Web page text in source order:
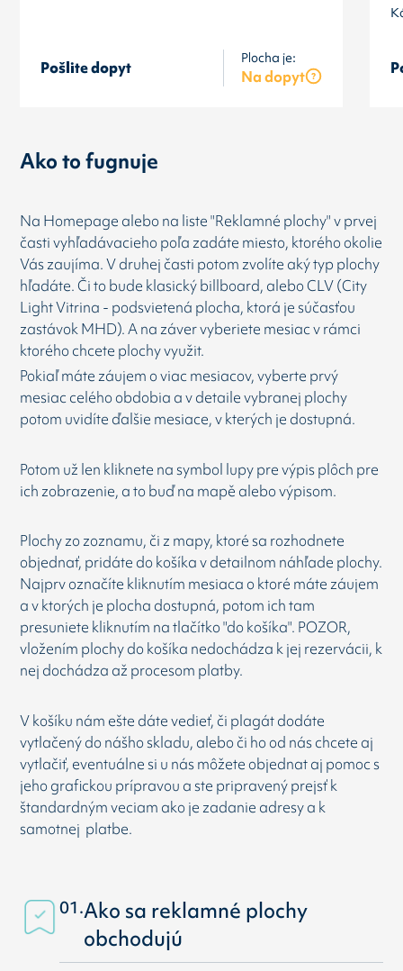
Pošlite dopyt
Plocha je:
Na dopyt
Ako to fugnuje
Na Homepage alebo na liste "Reklamné plochy" v prvej
časti vyhľadávacieho poľa zadáte miesto, ktorého okolie
Vás zaujíma. V druhej časti potom zvolíte aký typ plochy
hľadáte. Či to bude klasický billboard, alebo CLV (City
Light Vitrina - podsvietená plocha, ktorá je súčasťou
zastávok MHD). A na záver vyberiete mesiac v rámci
ktorého chcete plochy využit.
Pokiaľ máte záujem o viac mesiacov, vyberte prvý
mesiac celého obdobia a v detaile vybranej plochy
potom uvidíte ďalšie mesiace, v kterých je dostupná.
Potom už len kliknete na symbol lupy pre výpis plôch pre
ich zobrazenie, a to buď na mapě alebo výpisom.
Plochy zo zoznamu, či z mapy, ktoré sa rozhodnete
objednať, pridáte do košíka v detailnom náhľade plochy.
Najprv označíte kliknutím mesiaca o ktoré máte záujem
a v ktorých je plocha dostupná, potom ich tam
presuniete kliknutím na tlačítko "do košíka". POZOR,
vložením plochy do košíka nedochádza k jej rezervácii, k
nej dochádza až procesom platby.
V košíku nám ešte dáte vedieť, či plagát dodáte
vytlačený do nášho skladu, alebo či ho od nás chcete aj
vytlačiť, eventuálne si u nás môžete objednat aj pomoc s
jeho grafickou prípravou a ste pripravený prejsť k
štandardným veciam ako je zadanie adresy a k
samotnej platbe.
01.Ako sa reklamné plochy
obchodujú